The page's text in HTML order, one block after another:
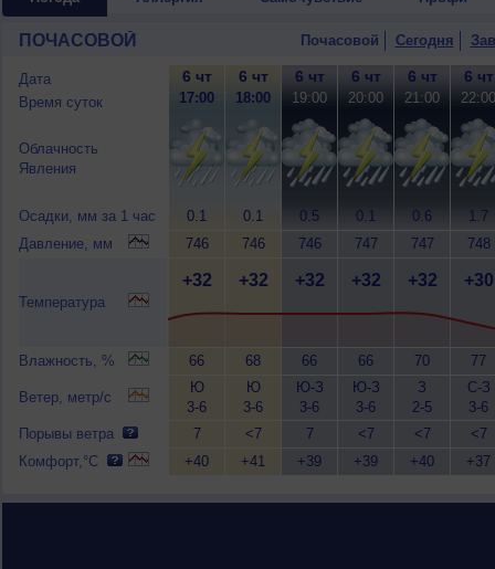
ПОЧАСОВОЙ Почасовой Сегодня
Дата
Время суток
Облачность
Явления
Осадки, мм за 1 час
Давление, мм
Температура
Влажность, %
Ветер, метр/с
Порывы ветра
Комфорт,°C
6 чт
17:00
0.1
746
+32
66
Ю
3-6
7
+40
6 чт
18:00
0.1
746
+32
68
Ю
3-6
<7
+41
6 чт
19:00
0.5
746
+32
66
Ю-З
3-6
7
+39
6 чт
20:00
0.1
747
+32
66
Ю-З
3-6
<7
+39
6 чт
21:00
0.6
747
+32
70
З
2-5
<7
+40
6 чт
22:00
1.7
748
+30
77
С-З
3-6
<7
+37